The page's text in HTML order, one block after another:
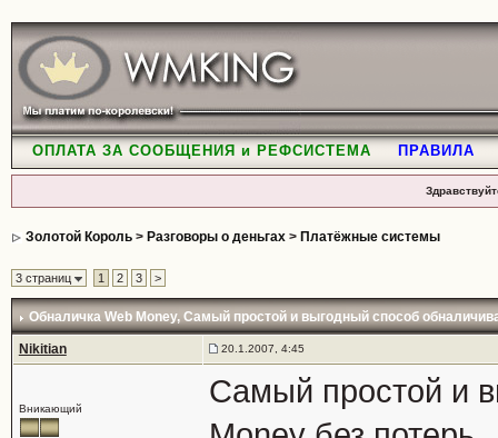
ОПЛАТА ЗА СООБЩЕНИЯ и РЕФСИСТЕМА ПРАВИЛА
Золотой Король> Разговоры о деньгах> Платёжные системы
3 страниц 1 2 3 >
Обналичка Web Money, Самый простой и выгодный способ
Nikitian 20.1.2007, 4:45
Вникающий
Самый простой и